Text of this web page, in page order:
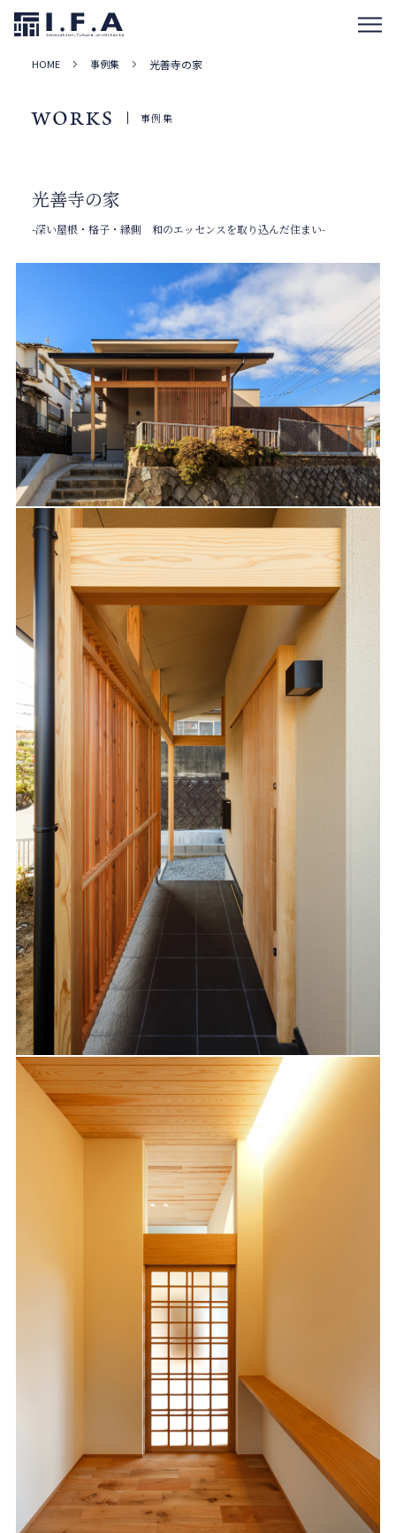
HOME 事例集 光善寺の家
WORKS 事例集
光善寺の家
-深い屋根・格子・縁側 和のエッセンスを取り込んだ住まい-